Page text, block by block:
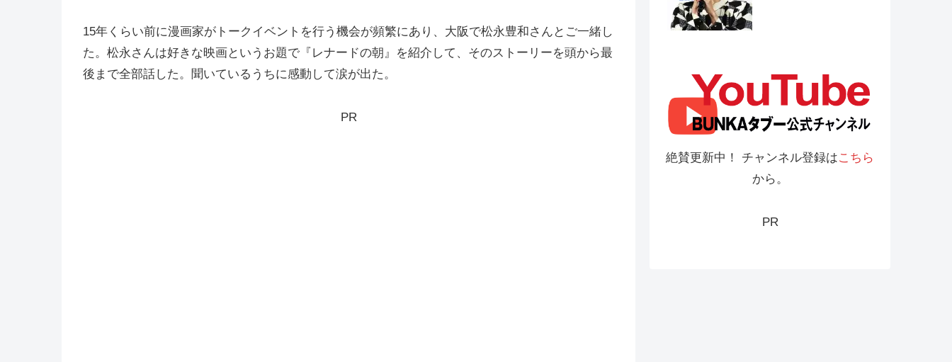
15年くらい前に漫画家がトークイベントを行う機会が頻繁にあり、大阪で松永豊和さんとご一緒し
た。松永さんは好きな映画というお題で『レナードの朝』を紹介して、そのストーリーを頭から最
後まで全部話した。聞いているうちに感動して涙が出た。
PR
絶賛更新中！ チャンネル登録はこちら
から。
PR